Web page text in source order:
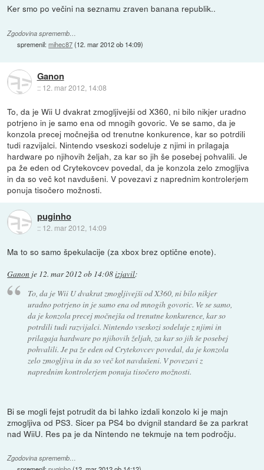
Ker smo po večini na seznamu zraven banana republik..
Zgodovina sprememb…
spremenil:mihec87(12. mar 2012 ob 14:09)
Ganon
:: 12. mar 2012, 14:08
To, da je Wii U dvakrat zmogljivejši od X360, ni bilo nikjer uradno
potrjeno in je samo ena od mnogih govoric. Ve se samo, da je
konzola precej močnejša od trenutne konkurence, kar so potrdili
tudi razvijalci. Nintendo vseskozi sodeluje z njimi in prilagaja
hardware po njihovih željah, za kar so jih še posebej pohvalili. Je
pa že eden od Crytekovcev povedal, da je konzola zelo zmogljiva
in da so več kot navdušeni. V povezavi z naprednim kontrolerjem
ponuja tisočero možnosti.
puginho
:: 12. mar 2012, 14:09
Ma to so samo špekulacije (za xbox brez optične enote).
Ganon je 12. mar 2012 ob 14:08izjavil:
To, da je Wii U dvakrat zmogljivejši od X360, ni bilo nikjer
uradno potrjeno in je samo ena od mnogih govoric. Ve se samo,
da je konzola precej močnejša od trenutne konkurence, kar so
potrdili tudi razvijalci. Nintendo vseskozi sodeluje z njimi in
prilagaja hardware po njihovih željah, za kar so jih še posebej
pohvalili. Je pa že eden od Crytekovcev povedal, da je konzola
zelo zmogljiva in da so več kot navdušeni. V povezavi z
naprednim kontrolerjem ponuja tisočero možnosti.
Bi se mogli fejst potrudit da bi lahko izdali konzolo ki je majn
zmogljiva od PS3. Sicer pa PS4 bo dvignil standard še za parkrat
nad WiiU. Res pa je da Nintendo ne tekmuje na tem področju.
Zgodovina sprememb…